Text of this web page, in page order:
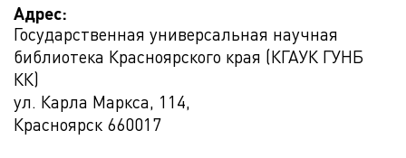
Адрес:
Государственная универсальная научная
библиотека Красноярского края (КГАУК ГУНБ
КК)
ул. Карла Маркса, 114,
Красноярск 660017